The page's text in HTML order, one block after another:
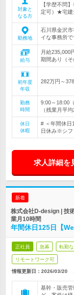
対象と
なる方
【学歴不問
定可）★宅建
勤務地
石川県金沢
イな事務所
給与
月給235,000
期間あり（
初年度
年収
282万円～
勤務
時間
9:00～18:00
（残業月平
休日
休暇
# ＜年間休
日休み※シフ
求人詳細を
新着
株式会社D-design | 技
業月10時間
年間休日125日【
正社員 急募 転勤な
リモートワーク可
情報更新日：2026/03/20
基幹・販売